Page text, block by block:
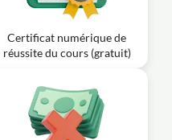
Certificat numérique de
réussite du cours (gratuit)